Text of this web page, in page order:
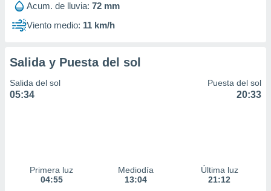
Acum. de lluvia: 72 mm
Viento medio: 11 km/h
Salida y Puesta del sol
Salida del sol
05:34
Puesta del sol
20:33
Primera luz
04:55
Mediodía
13:04
Última luz
21:12